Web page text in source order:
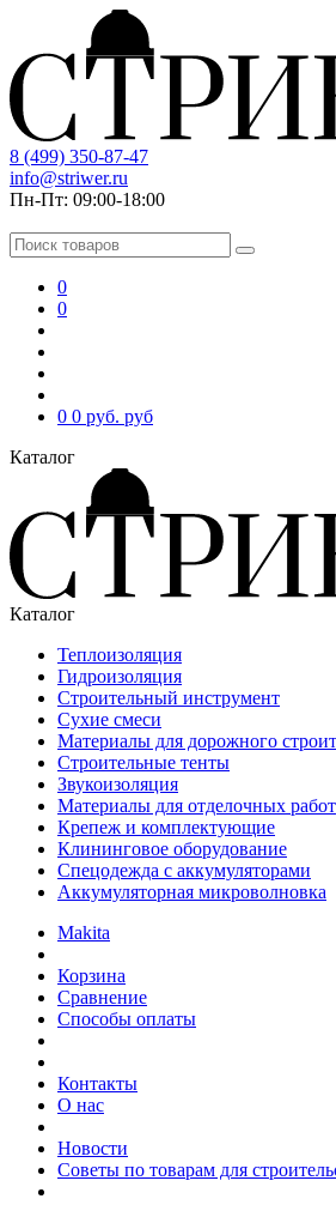
8 (499) 350-87-47
info@striwer.ru
Пн-Пт: 09:00-18:00
0
0
0 0 руб. руб
Каталог
Каталог
Теплоизоляция
Гидроизоляция
Строительный инструмент
Сухие смеси
Материалы для дорожного
Строительные тенты
Звукоизоляция
Материалы для отделочных работ
Крепеж и комплектующие
Клининговое оборудование
Спецодежда с аккумуляторами
Аккумуляторная микроволновка
Makita
Корзина
Сравнение
Способы оплаты
Контакты
О нас
Новости
Советы по товарам для